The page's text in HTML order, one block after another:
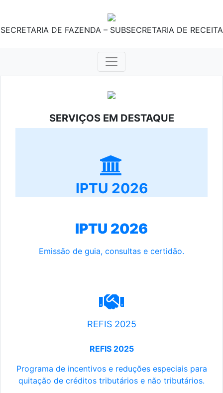
SECRETARIA DE FAZENDA – SUBSECRETARIA DE RECEITA
SERVIÇOS EM DESTAQUE
IPTU 2026
IPTU 2026
Emissão de guia, consultas e certidão.
REFIS 2025
REFIS 2025
Programa de incentivos e reduções especiais para
quitação de créditos tributários e não tributários.